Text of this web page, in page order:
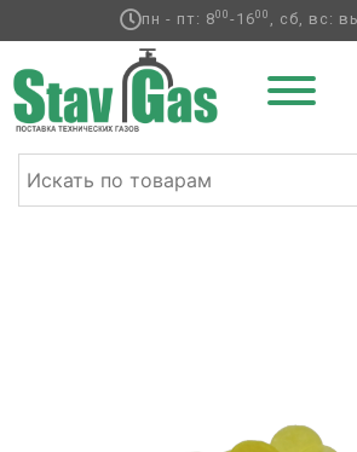
пн - пт: 800-1600 , сб, вс: